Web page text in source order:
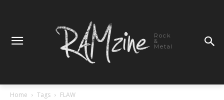
Rock
&
Metal
Home Tags FLAW